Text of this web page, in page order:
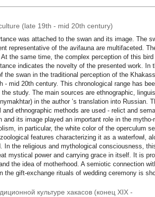
(late 19th - mid 20th century)
was attached to the swan and its image. The
representative of the avifauna are multifaceted.
the same time, the complex perception of this
indicates the novelty of the presented work. In
swan in the traditional perception of the
mid 20th century. This chronological range has
study. The main sources are ethnographic,
in the author ’s translation into Russian.
ethnographic methods are used - relict and
its image played an important role in the
in particular, the white color of the operculum
features characterizing it as a waterfowl,
the religious and mythological consciousness,
mystical power and carrying grace in itself. It is
the idea of motherhood. A semiotic connection
gift-exchange rituals of wedding ceremony is
культуре хакасов (конец XIX -